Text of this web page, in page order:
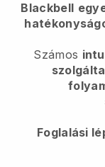
Blackbell
Számos
Foglalási